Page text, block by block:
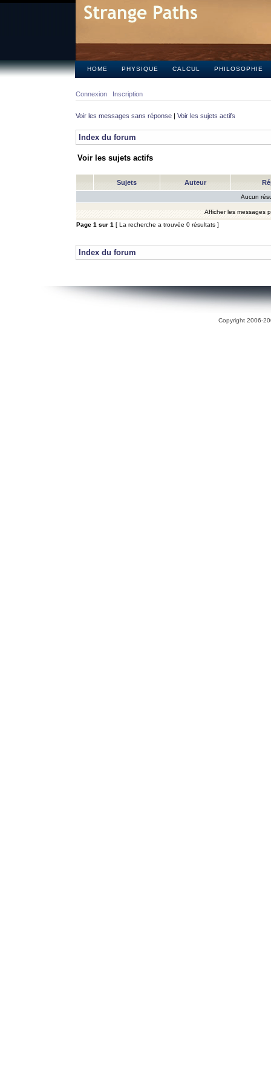
HOME PHYSIQUE CALCUL PHILOSOPHIE
Connexion Inscription
Voir les messages sans réponse | Voir les sujets actifs
Index du forum
Voir les sujets actifs
Sujets Auteur
Aucun
Afficher les messages
Page 1 sur 1 [ La recherche a trouvée 0 résultats ]
Index du forum
Copyright 2006-